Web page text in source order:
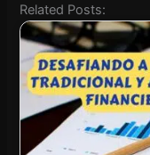
Related Posts: